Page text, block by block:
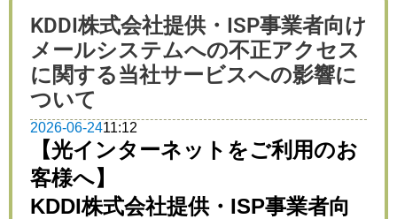
KDDI株式会社提供・ISP事業者向け
メールシステムへの不正アクセス
に関する当社サービスへの影響に
ついて
2026-06-2411:12
【光インターネットをご利用のお
客様へ】
KDDI株式会社提供・ISP事業者向